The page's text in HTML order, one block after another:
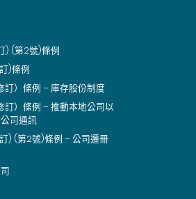
) (第2號)條例
)條例
訂）條例 – 庫存股份制度
訂）條例 – 推動本地公司以
司通訊
) (第2號)條例 – 公司遷冊